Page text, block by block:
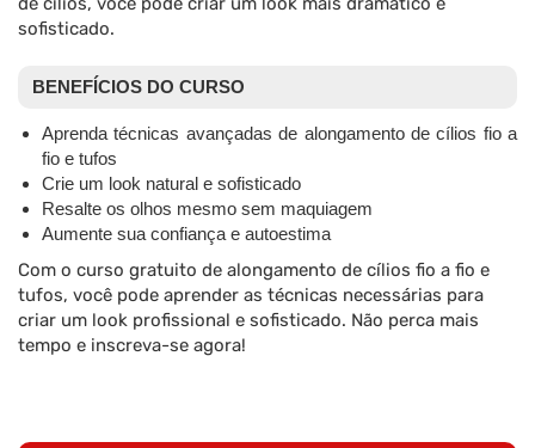
sofisticado.
BENEFÍCIOS DO CURSO
Aprenda técnicas avançadas de alongamento de cílios fio a
fio e tufos
Crie um look natural e sofisticado
Resalte os olhos mesmo sem maquiagem
Aumente sua confiança e autoestima
Com o curso gratuito de alongamento de cílios fio a fio e
tufos, você pode aprender as técnicas necessárias para
criar um look profissional e sofisticado. Não perca mais
tempo e inscreva-se agora!